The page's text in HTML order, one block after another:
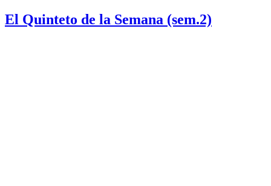
El Quinteto de la Semana (sem.2)